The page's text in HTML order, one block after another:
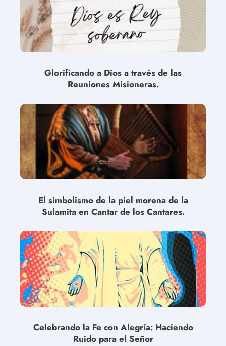
Glorificando a Dios a través de las
Reuniones Misioneras.
El simbolismo de la piel morena de la
Sulamita en Cantar de los Cantares.
Celebrando la Fe con Alegría: Haciendo
Ruido para el Señor